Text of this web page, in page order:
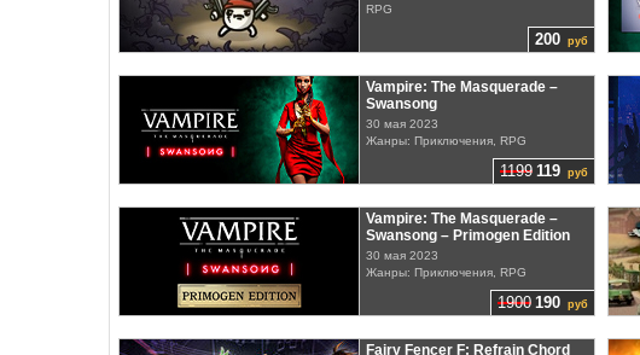
200 руб
RPG
1199 119 руб
Vampire: The Masquerade –
Swansong
30 мая 2023
Жанры: Приключения, RPG
1900 190 руб
Vampire: The Masquerade –
Swansong – Primogen Edition
30 мая 2023
Жанры: Приключения, RPG
Fairy Fencer F: Refrain Chord